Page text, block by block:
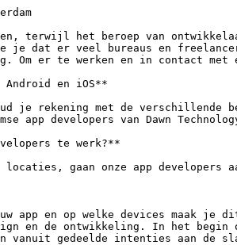
terwijl het beroep van
je dat er veel bureaus en
Om er te werken en in contact
Android en iOS**
je rekening met de
app developers van Dawn
te werk?**
locaties, gaan onze app
app en op welke devices maak je
en de ontwikkeling. In het begin
vanuit gedeelde intenties aan de